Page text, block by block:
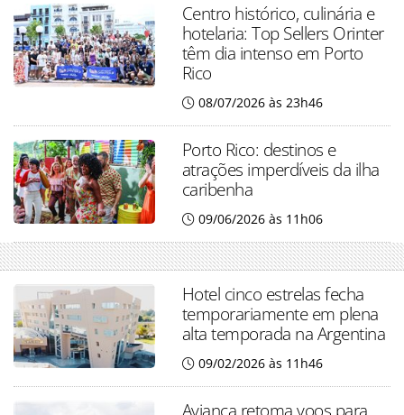
Centro histórico, culinária e
hotelaria: Top Sellers Orinter
têm dia intenso em Porto
Rico
08/07/2026 às 23h46
Porto Rico: destinos e
atrações imperdíveis da ilha
caribenha
09/06/2026 às 11h06
Hotel cinco estrelas fecha
temporariamente em plena
alta temporada na Argentina
09/02/2026 às 11h46
Avianca retoma voos para